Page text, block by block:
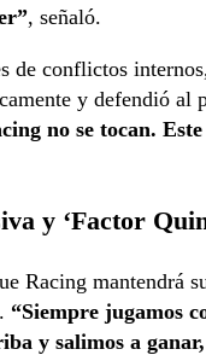
, señaló.
de conflictos
y defendió al
no se tocan.
y ‘Factor
Racing mantendrá
“Siempre jugamos
y salimos a